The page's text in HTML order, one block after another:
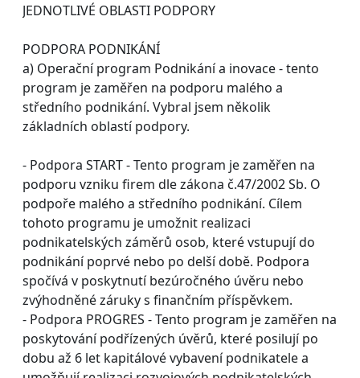
JEDNOTLIVÉ OBLASTI PODPORY
PODPORA PODNIKÁNÍ
a) Operační program Podnikání a inovace - tento
program je zaměřen na podporu malého a
středního podnikání. Vybral jsem několik
základních oblastí podpory.
- Podpora START - Tento program je zaměřen na
podporu vzniku firem dle zákona č.47/2002 Sb. O
podpoře malého a středního podnikání. Cílem
tohoto programu je umožnit realizaci
podnikatelských záměrů osob, které vstupují do
podnikání poprvé nebo po delší době. Podpora
spočívá v poskytnutí bezúročného úvěru nebo
zvýhodněné záruky s finančním příspěvkem.
- Podpora PROGRES - Tento program je zaměřen na
poskytování podřízených úvěrů, které posilují po
dobu až 6 let kapitálové vybavení podnikatele a